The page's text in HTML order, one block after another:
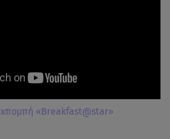
«Breakfast@star»